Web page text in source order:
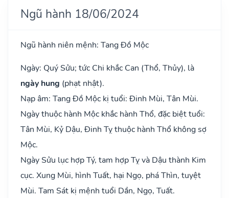
Ngũ hành 18/06/2024
Ngũ hành niên mệnh: Tang Đồ Mộc
Ngày: Quý Sửu; tức Chi khắc Can (Thổ, Thủy), là
ngày hung (phạt nhật).
Nạp âm: Tang Đồ Mộc kị tuổi: Đinh Mùi, Tân Mùi.
Ngày thuộc hành Mộc khắc hành Thổ, đặc biệt tuổi:
Tân Mùi, Kỷ Dậu, Đinh Tỵ thuộc hành Thổ không sợ
Mộc.
Ngày Sửu lục hợp Tý, tam hợp Tỵ và Dậu thành Kim
cục. Xung Mùi, hình Tuất, hại Ngọ, phá Thìn, tuyệt
Mùi. Tam Sát kị mệnh tuổi Dần, Ngọ, Tuất.